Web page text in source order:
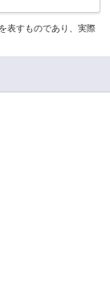
表すものであり、実際